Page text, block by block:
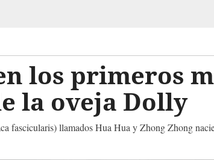
los primeros
la oveja Dolly
fascicularis) llamados Hua Hua y Zhong Zhong